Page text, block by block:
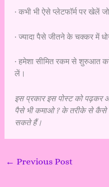
· कभी भी ऐसे प्लेटफॉर्म पर खेलें
· ज्यादा पैसे जीतने के चक्कर में
· हमेशा सीमित रकम से शुरुआत
लें।
इस प्रकार इस पोस्ट को पढ़कर
पैसे भी कमाओ ? के तरीके से कैसे
सकते हैं।
← Previous Post